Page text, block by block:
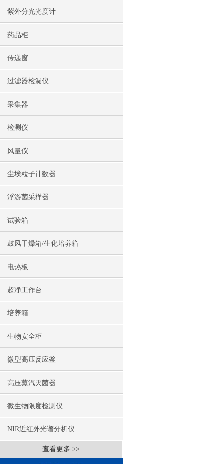
紫外分光光度计
药品柜
传递窗
过滤器检漏仪
采集器
检测仪
风量仪
尘埃粒子计数器
浮游菌采样器
试验箱
鼓风干燥箱/生化培养箱
电热板
超净工作台
培养箱
生物安全柜
微型高压反应釜
高压蒸汽灭菌器
微生物限度检测仪
NIR近红外光谱分析仪
查看更多 >>